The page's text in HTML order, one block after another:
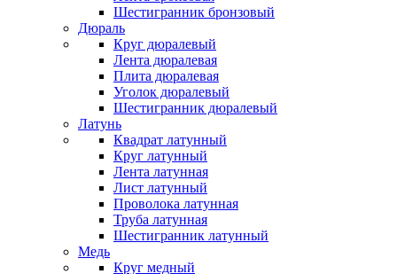
Шестигранник бронзовый
Дюраль
Круг дюралевый
Лента дюралевая
Плита дюралевая
Уголок дюралевый
Шестигранник дюралевый
Латунь
Квадрат латунный
Круг латунный
Лента латунная
Лист латунный
Проволока латунная
Труба латунная
Шестигранник латунный
Медь
Круг медный